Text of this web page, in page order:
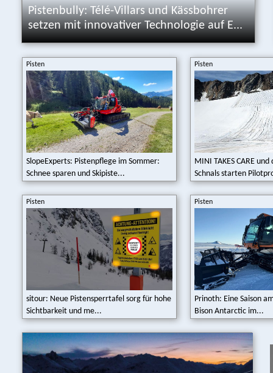
Pistenbully: Télé-Villars und Kässbohrer
setzen mit innovativer Technologie auf E...
Pisten
SlopeExperts: Pistenpflege im Sommer:
Schnee sparen und Skipiste...
Pisten
MINI TAKES CARE
Schnals starten
Pisten
sitour: Neue Pistensperrtafel sorg für hohe
Sichtbarkeit und me...
Pisten
Prinoth: Eine Saison
Bison Antarctic im...